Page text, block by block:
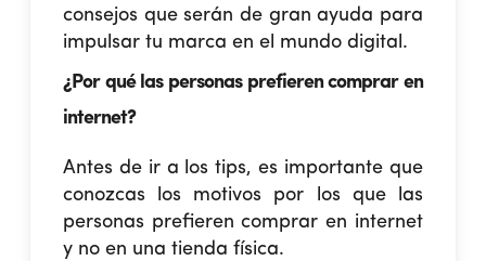
consejos que serán de gran ayuda para
impulsar tu marca en el mundo digital.
¿Por qué las personas prefieren comprar en
internet?
Antes de ir a los tips, es importante que
conozcas los motivos por los que las
personas prefieren comprar en internet
y no en una tienda física.